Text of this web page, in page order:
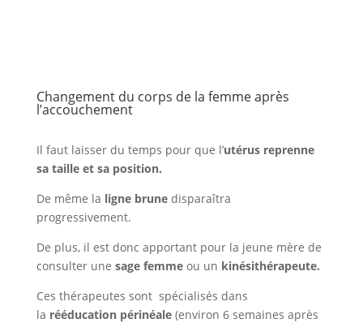
Changement du corps de la femme après
l’accouchement
Il faut laisser du temps pour que l’utérus reprenne
sa taille et sa position.
De même la ligne brune disparaîtra
progressivement.
De plus, il est donc apportant pour la jeune mère de
consulter une sage femme ou un kinésithérapeute.
Ces thérapeutes sont spécialisés dans
la rééducation périnéale (environ 6 semaines après